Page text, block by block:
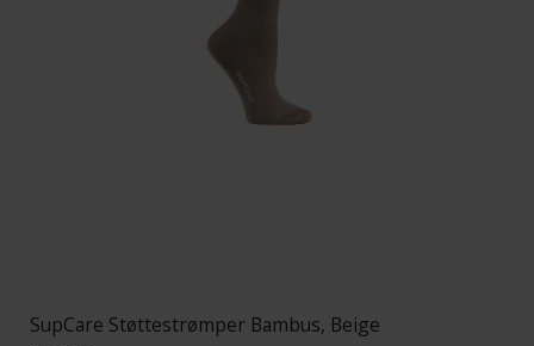
SupCare Støttestrømper Bambus, Beige